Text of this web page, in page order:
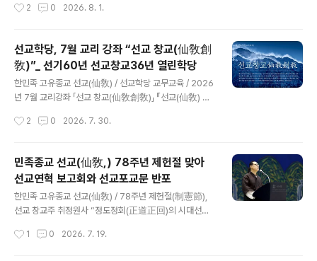
별공지 2026.8.1 ~ 8.31 선교 법회 및 수행일정 ※선기6
/ 213일~2143 정회(正回) ※선기60년 선교창교36년,
선교 창교주 취정원사님 “해원상생의 달” 8월 교지 / 8.1 ※
선기60년 선교창교36년, 선교환인집부회(桓因慹父會)
제 29기 선교 도무사 수계식 / 8.2 ※선기60년 선교창교3
6년, 취정원사님 “천지인합일 가을교화” 선학(仙學) 강연
칠일기도 / 8.13 입재~9.2 회향..
2 0 2026. 8. 1.
선교학당, 7월 교리 강좌 “선교 창교(仙敎創
敎)”_ 선기60년 선교창교36년 열린학당
한민족 고유종교 선교(仙敎) / 선교학당 교무교육 / 2026
년 7월 교리강좌 「선교 창교(仙敎創敎)」 『선교(仙敎) 천
신성광명(神性光明)오로지 환인 하느님에 말씀으로 신성
(神性回復)※ 환기9194년 1997년 정축년 [일교일종선
교] 선교종헌(仙敎宗憲) 제정반포 교유 中※ 원문 출처 :
선교경전(仙敎經典)『선교전(仙敎典)』 선교 창교(仙敎
創敎) 환기9188년 선기25년 서기 1991년, 선교환인집
부회(仙敎桓因慹父會) 박광의(朴光義) 취정원사(聚正
敎)의 종맥(宗脈)을 계승하여 “선교(仙敎)” 창교. “한민
2 0 2026. 7. 30.
민족종교 선교(仙敎,) 78주년 제헌절 맞아
선교연혁 보고회와 선교포교문 반포
한민족 고유종교 선교(仙敎) / 78주년 제헌절(制憲節),
선교 창교주 취정원사 “정도정회(正道正回)의 시대선언”/
고회”/ 선교수리훈(仙敎首理訓) 『한민족고유선교고(韓
1 0 2026. 7. 19.